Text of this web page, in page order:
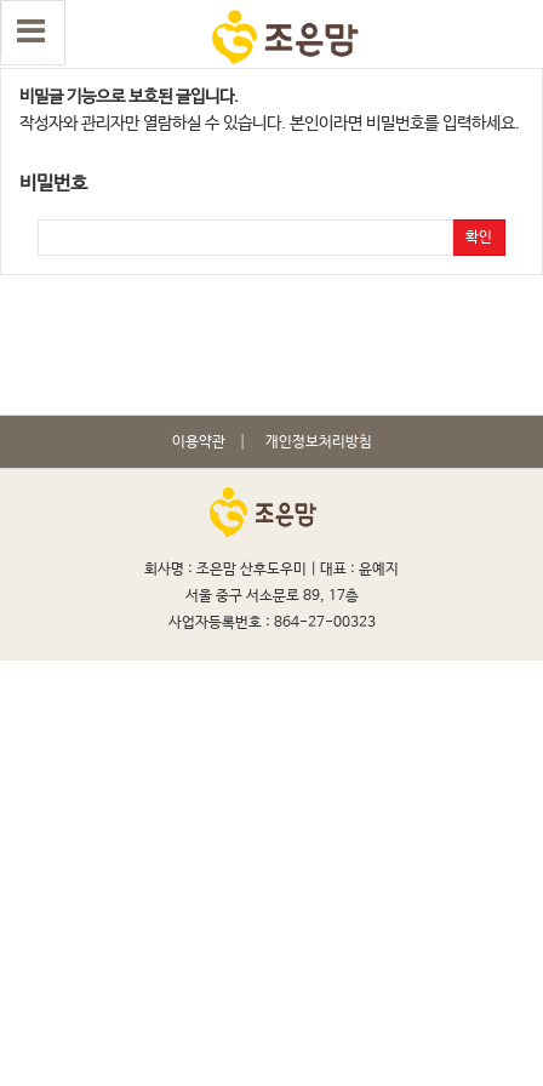
용산지사
비밀글 기능으로 보호된 글입니다.
작성자와 관리자만 열람하실 수 있습니다. 본인이라면 비밀번호를 입력하세요.
비밀번호
확인
이용약관 개인정보처리방침
회사명 : 조은맘 산후도우미 | 대표 : 윤예지
서울 중구 서소문로 89, 17층
사업자등록번호 : 864-27-00323